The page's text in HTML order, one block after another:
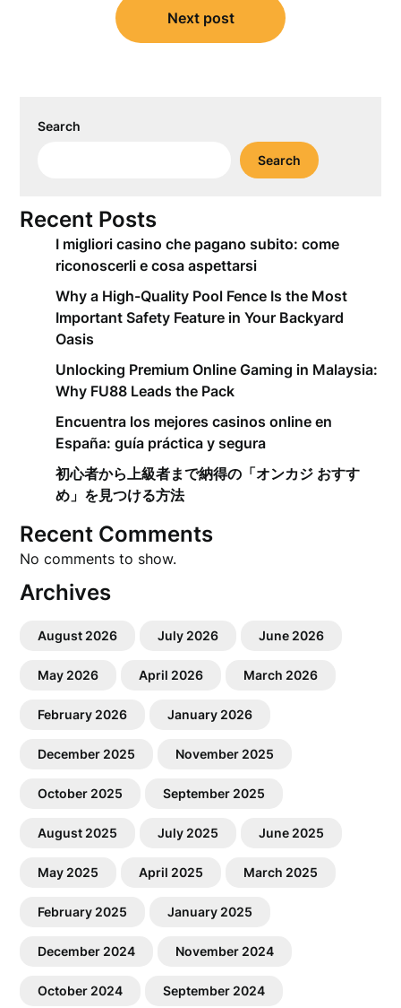
Next post
Search
Search
Recent Posts
I migliori casino che pagano subito: come
riconoscerli e cosa aspettarsi
Why a High-Quality Pool Fence Is the Most
Important Safety Feature in Your Backyard
Oasis
Unlocking Premium Online Gaming in Malaysia:
Why FU88 Leads the Pack
Encuentra los mejores casinos online en
España: guía práctica y segura
初心者から上級者まで納得の「オンカジ おすす
め」を見つける方法
Recent Comments
No comments to show.
Archives
August 2026 July 2026 June 2026
May 2026 April 2026 March 2026
February 2026 January 2026
December 2025 November 2025
October 2025 September 2025
August 2025 July 2025 June 2025
May 2025 April 2025 March 2025
February 2025 January 2025
December 2024 November 2024
October 2024 September 2024